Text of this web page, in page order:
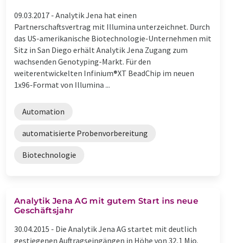
09.03.2017 - Analytik Jena hat einen
Partnerschaftsvertrag mit Illumina unterzeichnet. Durch
das US-amerikanische Biotechnologie-Unternehmen mit
Sitz in San Diego erhält Analytik Jena Zugang zum
wachsenden Genotyping-Markt. Für den
weiterentwickelten Infinium®XT BeadChip im neuen
1x96-Format von Illumina ...
Automation
automatisierte Probenvorbereitung
Biotechnologie
Analytik Jena AG mit gutem Start ins neue
Geschäftsjahr
30.04.2015 - Die Analytik Jena AG startet mit deutlich
gestiegenen Auftragseingängen in Höhe von 32,1 Mio.